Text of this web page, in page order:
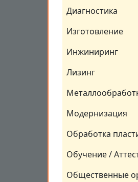
Диагностика
Изготовление
Инжиниринг
Лизинг
Модернизация
Обработка
Обучение /
Общественные